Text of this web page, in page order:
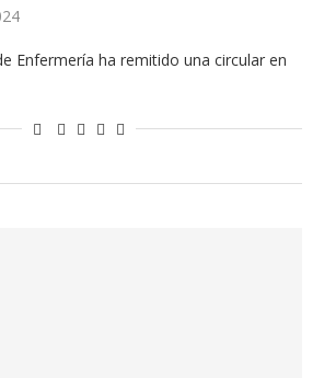
Enfermería ha remitido una circular en